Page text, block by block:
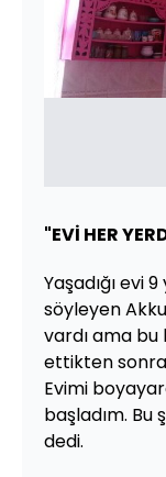
"EVİ HER
Yaşadığı evi
söyleyen
vardı ama
ettikten
Evimi
başladım. Bu
dedi.